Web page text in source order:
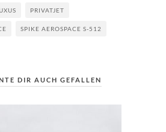
PRIVATJET
SPIKE AEROSPACE S-512
DIR AUCH GEFALLEN